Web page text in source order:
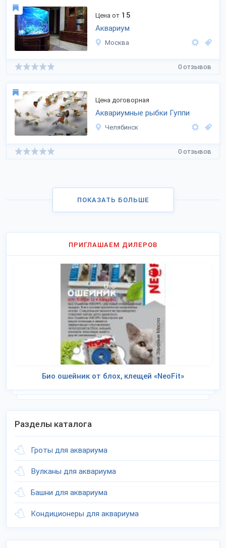
Цена от 15
Аквариум
Москва
0 отзывов
Цена договорная
Аквариумные рыбки Гуппи
Челябинск
0 отзывов
ПОКАЗАТЬ БОЛЬШЕ
ПРИГЛАШАЕМ ДИЛЕРОВ
Био ошейник от блох, клещей «NeoFit»
Разделы каталога
Гроты для аквариума
Вулканы для аквариума
Башни для аквариума
Кондиционеры для аквариума